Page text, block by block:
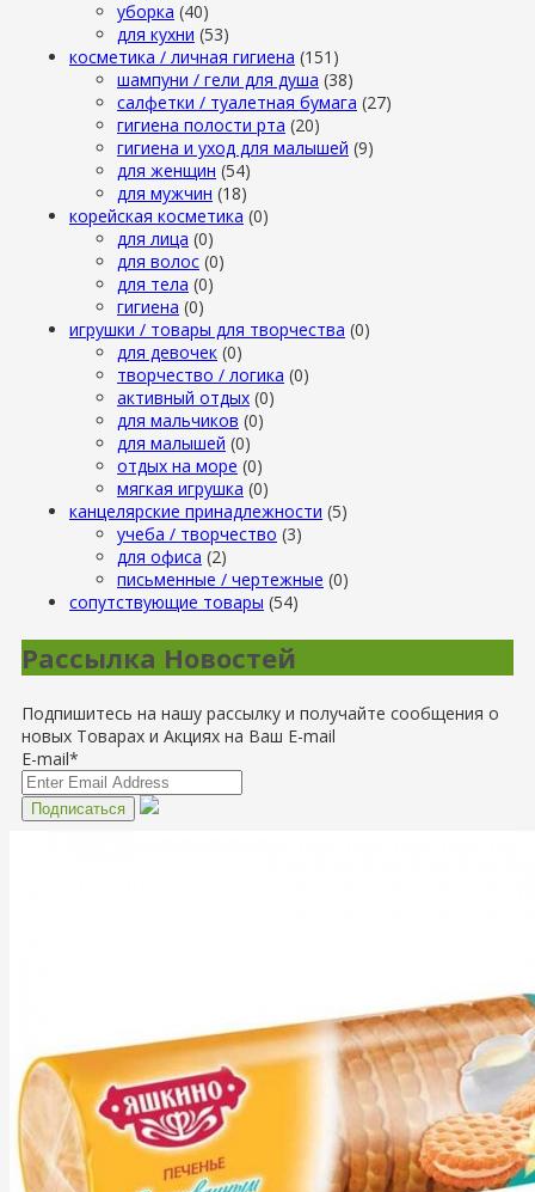
уборка (40)
для кухни (53)
косметика / личная гигиена (151)
шампуни / гели для душа (38)
салфетки / туалетная бумага (27)
гигиена полости рта (20)
гигиена и уход для малышей (9)
для женщин (54)
для мужчин (18)
корейская косметика (0)
для лица (0)
для волос (0)
для тела (0)
гигиена (0)
игрушки / товары для творчества (0)
для девочек (0)
творчество / логика (0)
активный отдых (0)
для мальчиков (0)
для малышей (0)
отдых на море (0)
мягкая игрушка (0)
канцелярские принадлежности (5)
учеба / творчество (3)
для офиса (2)
письменные / чертежные (0)
сопутствующие товары (54)
Рассылка Новостей
Подпишитесь на нашу рассылку и получайте сообщения о
новых Товарах и Акциях на Ваш E-mail
E-mail*